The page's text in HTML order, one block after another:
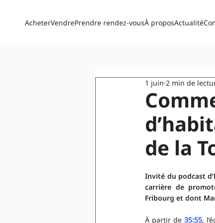
AcheterVendrePrendre rendez-vousÀ proposActualité
de la
1 juin 2 min de
Invité du podcast
carrière de
Fribourg et dont
À partir de 35:55,